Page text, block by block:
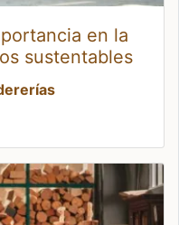
en la
sustentables